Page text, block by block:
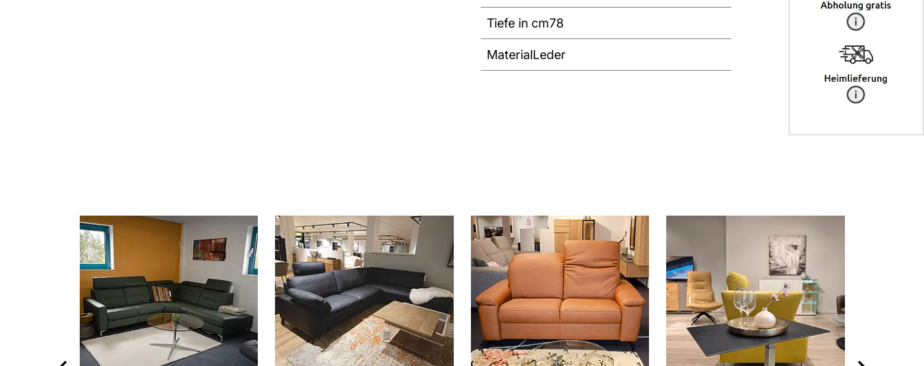
Tiefe in cm78
MaterialLeder